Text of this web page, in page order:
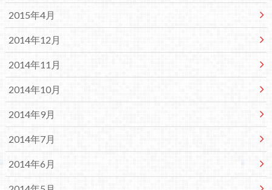
2015年4月
2014年12月
2014年11月
2014年10月
2014年9月
2014年7月
2014年6月